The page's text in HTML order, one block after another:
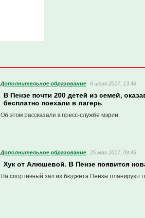
Дополнительное образование 6 июня 2017, 13:48
В Пензе почти 200 детей из семей,
бесплатно поехали в лагерь
Об этом рассказали в пресс-службе мэрии.
Дополнительное образование 25 мая 2017, 09:45
Хук от Алюшевой. В Пензе появится
На спортивный зал из бюджета Пензы планируют